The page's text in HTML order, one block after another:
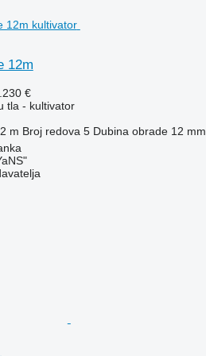
12m
€
tla - kultivator
m Broj redova 5 Dubina obrade 12 mm